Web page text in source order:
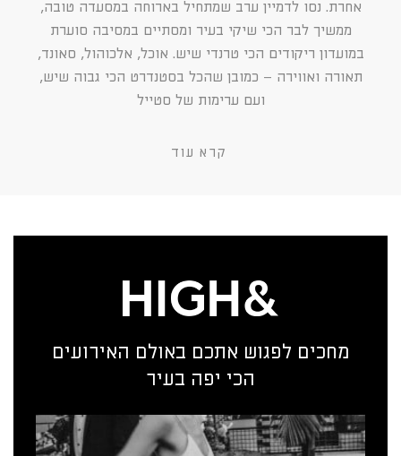
אחרת. נסו לדמיין ערב שמתחיל בארוחה במסעדה טובה,
ממשיך לבר הכי שיקי בעיר ומסתיים במסיבה סוערת
במועדון ריקודים הכי טרנדי שיש. אוכל, אלכוהול, סאונד,
תאורה ואווירה – כמובן שהכל בסטנדרט הכי גבוה שיש,
ועם ערימות של סטייל
קרא עוד
מחכים לפגוש אתכם באולם האירועים
הכי יפה בעיר